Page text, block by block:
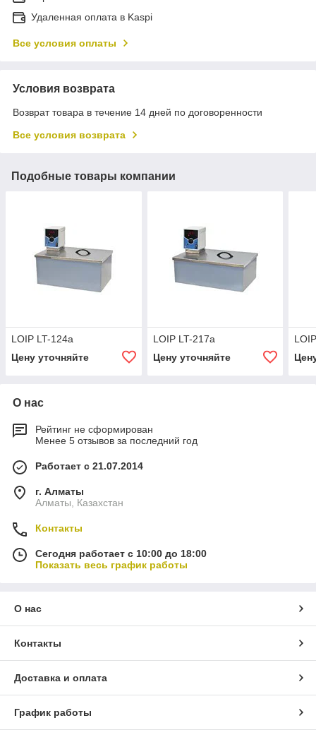
Удаленная оплата в Kaspi
Все условия оплаты
Условия возврата
Возврат товара в течение 14 дней по договоренности
Все условия возврата
Подобные товары компании
LOIP LT-124a
Цену уточняйте
LOIP LT-217a
Цену уточняйте
О нас
Рейтинг не сформирован
Менее 5 отзывов за последний год
Работает с 21.07.2014
г. Алматы
Алматы, Казахстан
Контакты
Сегодня работает с 10:00 до 18:00
Показать весь график работы
О нас
Контакты
Доставка и оплата
График работы